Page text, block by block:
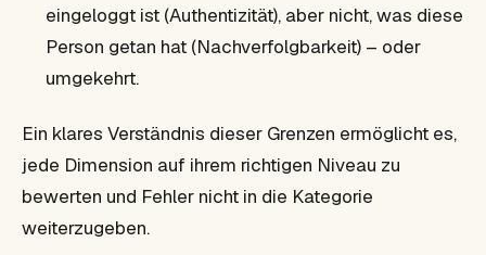
eingeloggt ist (Authentizität), aber nicht, was diese
Person getan hat (Nachverfolgbarkeit) – oder
umgekehrt.
Ein klares Verständnis dieser Grenzen ermöglicht es,
jede Dimension auf ihrem richtigen Niveau zu
bewerten und Fehler nicht in die Kategorie
weiterzugeben.